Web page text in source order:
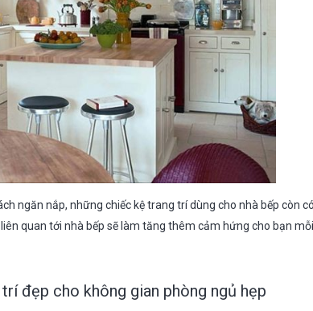
ngăn nắp, những chiếc kệ trang trí dùng cho nhà bếp còn
quan tới nhà bếp sẽ làm tăng thêm cảm hứng cho bạn
đẹp cho không gian phòng ngủ hẹp